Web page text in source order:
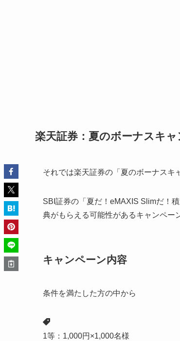
楽天証券：夏のボーナスキャ
それでは楽天証券の「夏のボーナスキ
SBI証券の「夏だ！eMAXIS Slimだ！
典がもらえる可能性があるキャンペー
キャンペーン内容
条件を満たした方の中から
1等：1,000円×1,000名様